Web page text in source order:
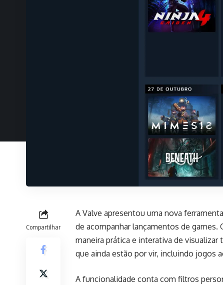
Compartilhar
A Valve apresentou uma nova
de acompanhar lançamentos de games.
maneira prática e interativa de
que ainda estão por vir, incluindo jogos
A funcionalidade conta com filtros